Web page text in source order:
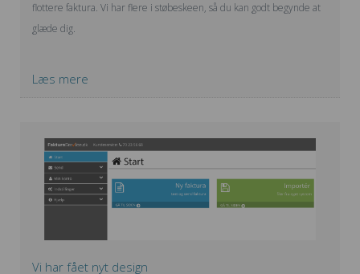
flottere faktura. Vi har flere i støbeskeen, så du kan godt begynde at
glæde dig.
Læs mere
Vi har fået nyt design